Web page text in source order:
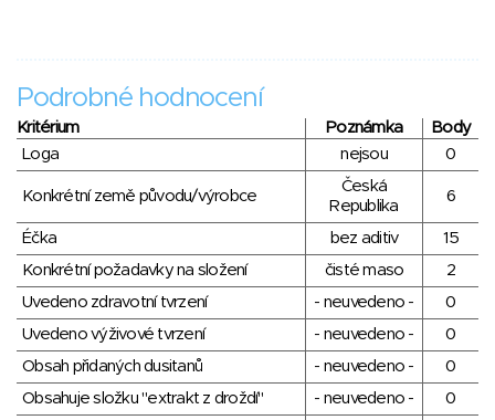
Podrobné hodnocení
Kritérium Poznámka
Body
Loga
nejsou 0
Konkrétní země původu/výrobce
Česká
Republika
6
Éčka bez aditiv
15
Konkrétní požadavky na složení
čisté maso
2
Uvedeno zdravotní tvrzení
- neuvedeno -
0
Uvedeno výživové tvrzení
- neuvedeno -
0
Obsah přidaných dusitanů
- neuvedeno -
0
Obsahuje složku "extrakt z droždí"
- neuvedeno -
0